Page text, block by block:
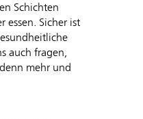
Schichten
essen. Sicher ist
auch fragen,
mehr und